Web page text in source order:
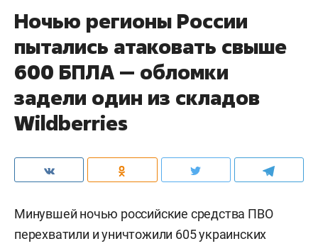
Ночью регионы России
пытались атаковать свыше
600 БПЛА — обломки
задели один из складов
Wildberries
Минувшей ночью российские средства ПВО
перехватили и уничтожили 605 украинских